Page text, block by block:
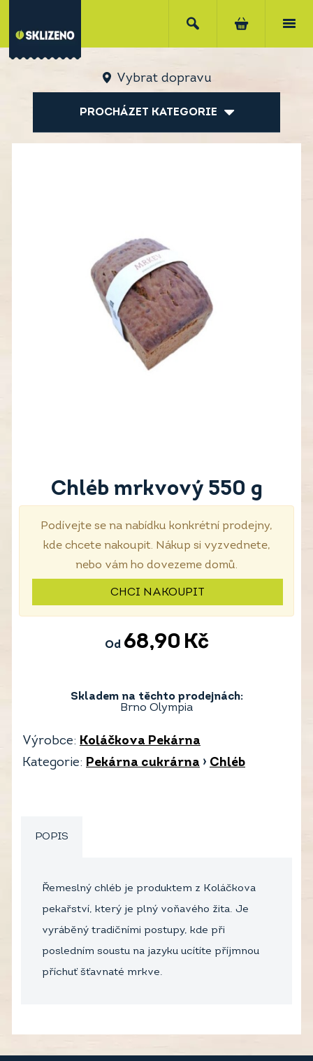
Vybrat dopravu
PROCHÁZET KATEGORIE
Chléb mrkvový 550 g
Podívejte se na nabídku konkrétní prodejny,
kde chcete nakoupit. Nákup si vyzvednete,
nebo vám ho dovezeme domů.
CHCI NAKOUPIT
Od 68,90 Kč
Skladem na těchto prodejnách:
Brno Olympia
Výrobce: Koláčkova Pekárna
Kategorie: Pekárna cukrárna › Chléb
POPIS
Řemeslný chléb je produktem z Koláčkova
pekařství, který je plný voňavého žita. Je
vyráběný tradičními postupy, kde při
posledním soustu na jazyku ucítíte příjmnou
příchuť šťavnaté mrkve.